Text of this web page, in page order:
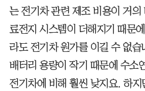
는 전기차 관련 제조 비용이 거
료전지 시스템이 더해지기 때문
라도 전기차 원가를 이길 수 없습
배터리 용량이 작기 때문에 수소
전기차에 비해 훨씬 낮지요. 하지